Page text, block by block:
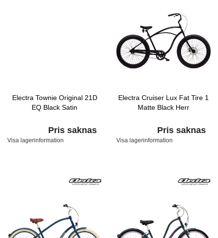
Electra Townie Original 21D
EQ Black Satin
Pris saknas
Visa lagerinformation
Electra Cruiser Lux Fat Tire 1
Matte Black Herr
Pris saknas
Visa lagerinformation